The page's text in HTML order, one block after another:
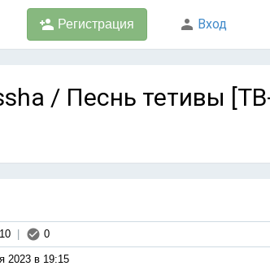
Регистрация Вход
/ Песнь тетивы
0
2023 в 19:15